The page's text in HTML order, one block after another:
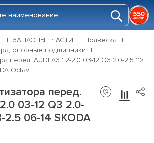
ЗАПАСНЫЕ ЧАСТИ
Подвеска
опорные подшипники
перед. AUDI A3 1.2-2.0 03-12 Q3 2.0-2.5 11>
Octavi
перед.
03-12 Q3 2.0-
2.5 06-14 SKODA